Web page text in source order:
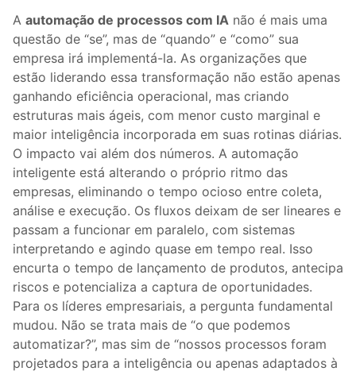
A automação de processos com IA não é mais uma
questão de “se”, mas de “quando” e “como” sua
empresa irá implementá-la. As organizações que
estão liderando essa transformação não estão apenas
ganhando eficiência operacional, mas criando
estruturas mais ágeis, com menor custo marginal e
maior inteligência incorporada em suas rotinas diárias.
O impacto vai além dos números. A automação
inteligente está alterando o próprio ritmo das
empresas, eliminando o tempo ocioso entre coleta,
análise e execução. Os fluxos deixam de ser lineares e
passam a funcionar em paralelo, com sistemas
interpretando e agindo quase em tempo real. Isso
encurta o tempo de lançamento de produtos, antecipa
riscos e potencializa a captura de oportunidades.
Para os líderes empresariais, a pergunta fundamental
mudou. Não se trata mais de “o que podemos
automatizar?”, mas sim de “nossos processos foram
projetados para a inteligência ou apenas adaptados à